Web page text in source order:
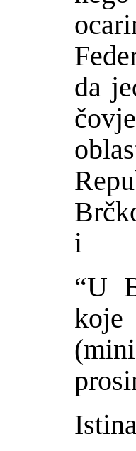
da
č
Brč
i
“U